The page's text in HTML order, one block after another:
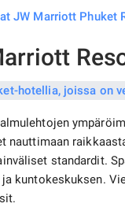
JW Marriott Phuket
nauttimaan
standardit.
kuntokeskuksen.